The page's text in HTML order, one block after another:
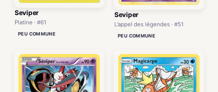
Seviper
Platine · #61
PEU COMMUNE
Seviper
L’appel des légendes · #51
PEU COMMUNE